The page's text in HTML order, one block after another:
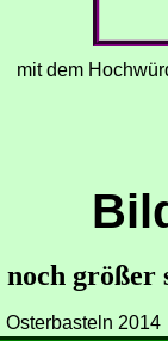
mit dem
Osterbasteln 2014